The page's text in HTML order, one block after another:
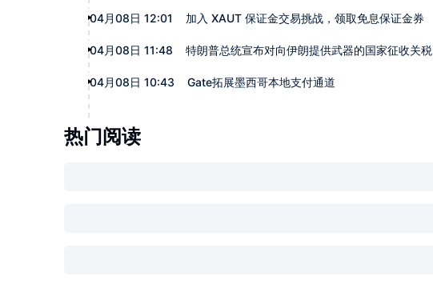
04月08日 12:01 加入 XAUT 保证金交易挑战，领取免息保证金券
04月08日 11:48 特朗普总统宣布对向伊朗提供武器的国家征收关税
04月08日 10:43 Gate拓展墨西哥本地支付通道
热门阅读